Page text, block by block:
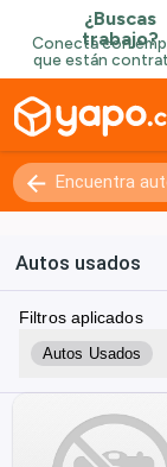
Autos usados
Filtros aplicados
Autos Usados